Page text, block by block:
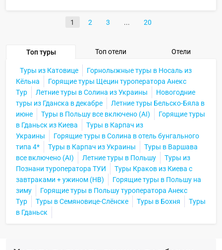
1 2 3 20
Топ туры Топ отели Отели
Туры из Катовице
Горнолыжные туры в Носаль из
Кёльна
Горящие туры Щецин туроператора Анекс
Тур
Летние туры в Солина из Украины
Новогодние
туры из Гданска в декабре
Летние туры Бельско-Бяла в
июне
Туры в Польшу все включено (AI)
Горящие туры
в Гданьск из Киева
Туры в Карпач из
Украины
Горящие туры в Солина в отель бунгального
типа 4*
Туры в Карпач из Украины
Туры в Варшава
все включено (AI)
Летние туры в Польшу
Туры из
Познани туроператора ТУИ
Туры Краков из Киева с
завтраками + ужином (HB)
Горящие туры в Польшу на
зиму
Горящие туры в Польшу туроператора Анекс
Тур
Туры в Семяновице-Слёнске Туры в Бохня
Туры
в Гданьск